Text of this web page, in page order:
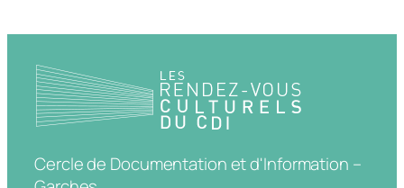
Cercle de Documentation et d'Information –